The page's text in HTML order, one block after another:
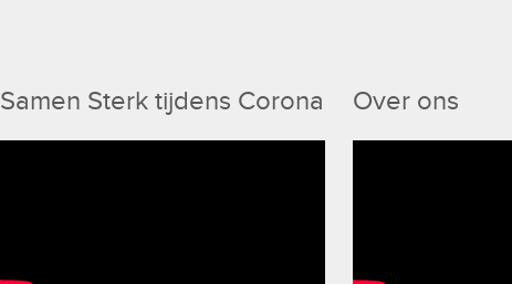
Samen Sterk tijdens Corona Over ons